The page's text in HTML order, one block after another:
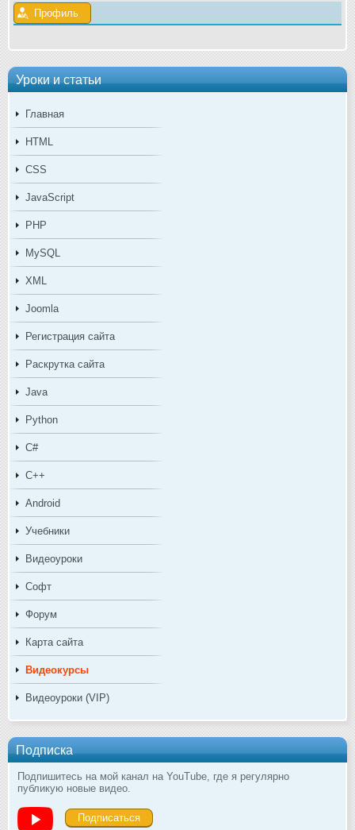
Уроки и статьи
Главная
HTML
CSS
JavaScript
PHP
MySQL
XML
Joomla
Регистрация сайта
Раскрутка сайта
Java
Python
C#
C++
Android
Учебники
Видеоуроки
Софт
Форум
Карта сайта
Видеокурсы
Видеоуроки (VIP)
Подписка
Подпишитесь на мой канал на YouTube, где я регулярно
публикую новые видео.
Подписаться
Профиль